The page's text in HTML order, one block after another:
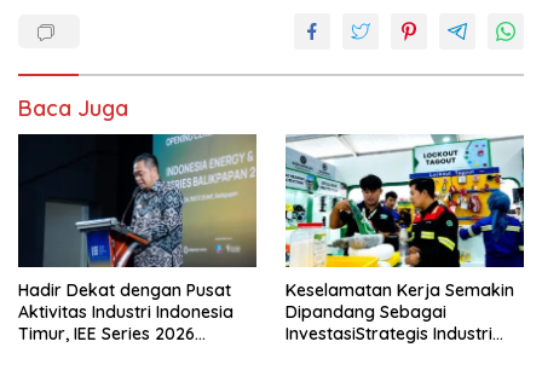
Baca Juga
Hadir Dekat dengan Pusat
Aktivitas Industri Indonesia
Timur, IEE Series 2026
Keselamatan Kerja Semakin
Dipandang Sebagai
InvestasiStrategis Industri